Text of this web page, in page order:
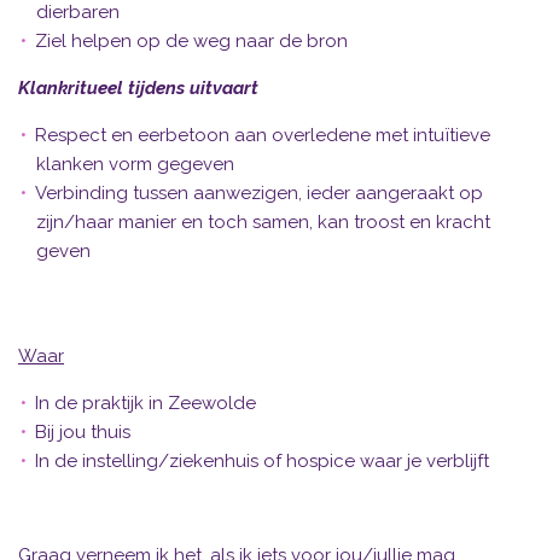
dierbaren
Ziel helpen op de weg naar de bron
Klankritueel tijdens uitvaart
Respect en eerbetoon aan overledene met intuïtieve
klanken vorm gegeven
Verbinding tussen aanwezigen, ieder aangeraakt op
zijn/haar manier en toch samen, kan troost en kracht
geven
Waar
In de praktijk in Zeewolde
Bij jou thuis
In de instelling/ziekenhuis of hospice waar je verblijft
Graag verneem ik het, als ik iets voor jou/jullie mag